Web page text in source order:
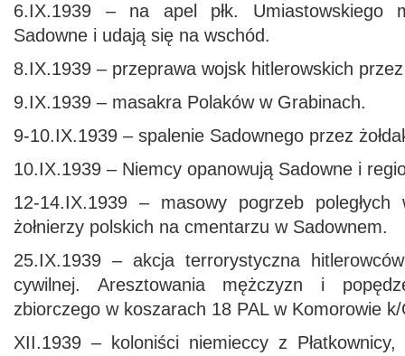
6.IX.1939 – na apel płk. Umiastowskiego
Sadowne i udają się na wschód.
8.IX.1939 – przeprawa wojsk hitlerowskich
9.IX.1939 – masakra Polaków w Grabinach.
9-10.IX.1939 – spalenie Sadownego przez
10.IX.1939 – Niemcy opanowują Sadowne i
12-14.IX.1939 – masowy pogrzeb
żołnierzy polskich na cmentarzu w Sadownem.
25.IX.1939 – akcja terrorystyczna
cywilnej. Aresztowania mężczyzn i
zbiorczego w koszarach 18 PAL w Komorowie
XII.1939 – koloniści niemieccy z